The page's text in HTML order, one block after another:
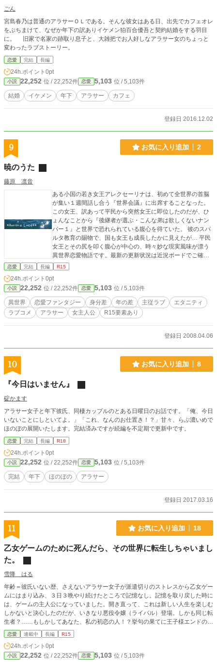
ごん
宮島春乃は普通のアラサーＯＬである。そんな彼女はある日、出先でカフェオレ
をぶちまけて、なぜか年下の訳ありイケメン狛百合優吾と契約結婚をする羽目
に。 旧家で名家の跡取り息子と、大雑把でお人好しなアラサー女のちょっと
変わったラブストーリー。
恋愛 完結 長編
24h.ポイント 0pt
小説 22,252 位 / 22,252件 恋愛 5,103 位 / 5,103件
結婚 イケメン 年下 アラサー カフェ
登録日 2016.12.02
9 お気に入り追加 2
暁のうた
藤原 凛音
ある小国の若き女王アレクセーリナは、初めて全世界の首脳
が集い１週間話し合う『世界会議』に出席することなった。
この女王、訳あって平民から突然女王に即位したのだが、ひ
ょんなことから『後継者が選ぶ・こんな弟は欲しくないナン
バー１』と世界で恐れられている腹心を得ていた。 彼のスパ
ルタ教育の賜物で、国も女王も成長したかに見えたが… 平民
女王とその尻を叩く腹心が中心の、時々妙な現実風味が漂う
異世界恋愛物語です。最新の更新状況は近況ボードでご確認
ください！
恋愛 完結 長編 R15
24h.ポイント 0pt
小説 22,252 位 / 22,252件 恋愛 5,103 位 / 5,103件
異世界 恋愛ファンタジー 身分差 年の差 主従ラブ
エタニティ
ラブコメ
アラサー 女主人公 R15要素あり
登録日 2008.04.06
10 お気に入り追加 8
『今日はいません』
碇かます
アラサー女子と年下彼氏、同棲カップルのとある日曜日のお話です。「俺、今日
いないことにしといてよ。」「これ、なんのお仕置き！？」甘々、らぶ濃いめで
ほのぼの展開いたします。完結済みですが続編を不定期で更新中です。
恋愛 完結 長編 R18
24h.ポイント 0pt
小説 22,252 位 / 22,252件 恋愛 5,103 位 / 5,103件
完結 年下 ほのぼの アラサー
登録日 2017.03.16
11 お気に入り追加 18
乙女ゲームのために死んだら、その世界に転生しちゃいまし
た。
雪降 はる
年齢＝彼氏いない歴、さえないアラサー女子が派遣切りのストレスから乙女ゲー
ムにはまり込み、３日３晩やり続けたところで記憶なし。記憶を取り戻した時に
は、ゲームの主人公になっていました。開き直って、これは新しい人生を楽しむ
しかないと決心したのだが、いきなり悪役令嬢（ライバル）登場。しかも同じ転
生者？……もしかしてあなた、私の初恋の人！？挙句の果てに王子様エンドの手
伝いを脅迫（お願い）されて……。
恋愛 連載中 長編 R15
24h.ポイント 0pt
小説 22,252 位 / 22,252件 恋愛 5,103 位 / 5,103件